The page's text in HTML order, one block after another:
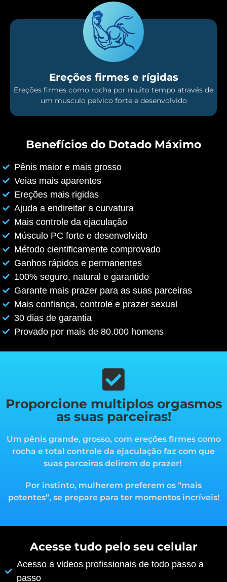
Ereções firmes e rígidas
Ereções firmes como rocha por muito tempo através de
um musculo pelvico forte e desenvolvido
Benefícios do Dotado Máximo
Pênis maior e mais grosso
Veias mais aparentes
Ereções mais rigidas
Ajuda a endireitar a curvatura
Mais controle da ejaculação
Músculo PC forte e desenvolvido
Método cientificamente comprovado
Ganhos rápidos e permanentes
100% seguro, natural e garantido
Garante mais prazer para as suas parceiras
Mais confiança, controle e prazer sexual
30 dias de garantia
Provado por mais de 80.000 homens
Proporcione multiplos orgasmos
as suas parceiras!
Um pênis grande, grosso, com ereções firmes como
rocha e total controle da ejaculação faz com que
suas parceiras delirem de prazer!
Por instinto, mulherem preferem os “mais
potentes”, se prepare para ter momentos incríveis!
Acesse tudo pelo seu celular
Acesso a videos profissionais de todo passo a
passo